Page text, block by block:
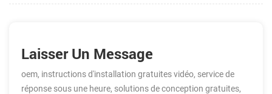
Laisser Un Message
oem, instructions d'installation gratuites vidéo, service de
réponse sous une heure, solutions de conception gratuites,